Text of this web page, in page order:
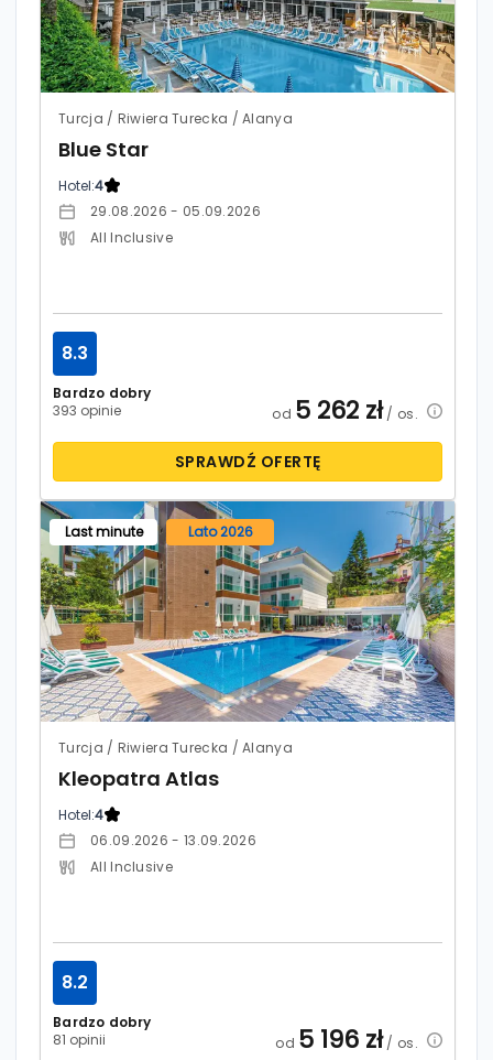
Turcja / Riwiera Turecka / Alanya
Blue Star
Hotel:4
29.08.2026 - 05.09.2026
All Inclusive
Bardzo dobry
393 opinie
8.3
od 5 262 zł/ os.
SPRAWDŹ OFERTĘ
Last minute Lato 2026
Turcja / Riwiera Turecka / Alanya
Kleopatra Atlas
Hotel:4
06.09.2026 - 13.09.2026
All Inclusive
Bardzo dobry
81 opinii
8.2
od 5 196 zł/ os.